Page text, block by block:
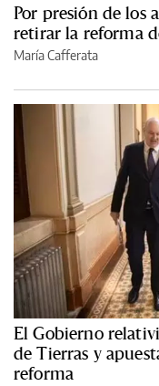
Por presión de los
retirar la reforma
María Cafferata
El Gobierno
de Tierras y
reforma